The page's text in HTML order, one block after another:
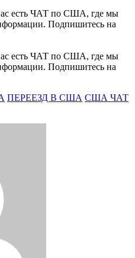
есть ЧАТ по США, где мы
Подпишитесь на
есть ЧАТ по США, где мы
Подпишитесь на
ПЕРЕЕЗД В США США ЧАТ